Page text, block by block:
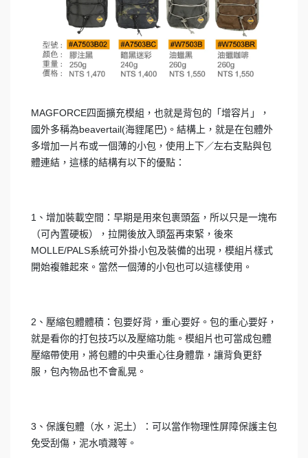
MAGFORCE四面擴充模組，也就是背包的「增容片」，
國外多稱為beavertail(海貍尾巴)。結構上，就是在包體外
多增加一片布或一個薄的小包，使用上下／左右支點與包
體連結，這樣的結構有以下的優點：
1、增加裝載空間：早期是用來包裹頭盔，所以只是一塊布
（可內置硬板），拉開後放入頭盔再束緊，後來
MOLLE/PALS系統可外掛小包及裝備的出現，模組片樣式
開始複雜起來。當然一個薄的小包也可以這樣使用。
2、壓縮包體體積：包要好背，重心要好。包的重心要好，
就是看你的打包技巧以及壓縮功能。模組片也可當成包體
壓縮帶使用，將包體的中央重心往身體靠，讓背負更舒
服，包內物品也不會亂晃。
3、保護包體（水，泥土）：可以當作物理性屏障保護主包
免受刮傷，泥水噴濺等。